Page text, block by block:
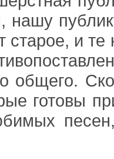
нашу
старое, и
общего.
готовы